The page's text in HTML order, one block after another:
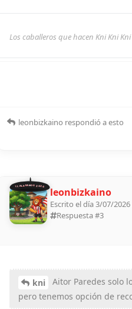
Los caballeros que hacen Kni Kni Kni
leonbizkaino respondió a esto
11 ALDEANOS 2026 leonbizkaino
Escrito el día 3/07/2026
Respuesta #3
kni
Aitor Paredes solo
pero tenemos opción de